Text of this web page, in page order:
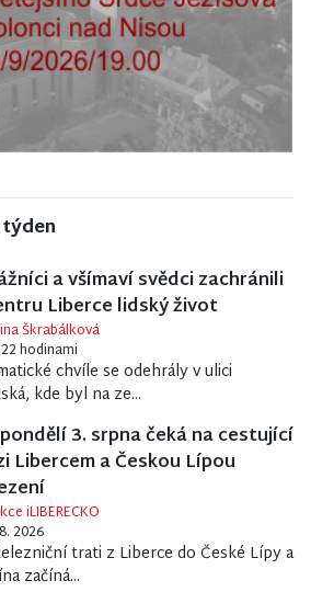
a všímaví svědci zachránili
Liberce lidský život
Škrabálková
hodinami
chvíle se odehrály v ulici
kde byl na ze...
3. srpna čeká na cestující
Libercem a Českou Lípou
iLIBERECKO
2026
trati z Liberce do České Lípy a
začíná...